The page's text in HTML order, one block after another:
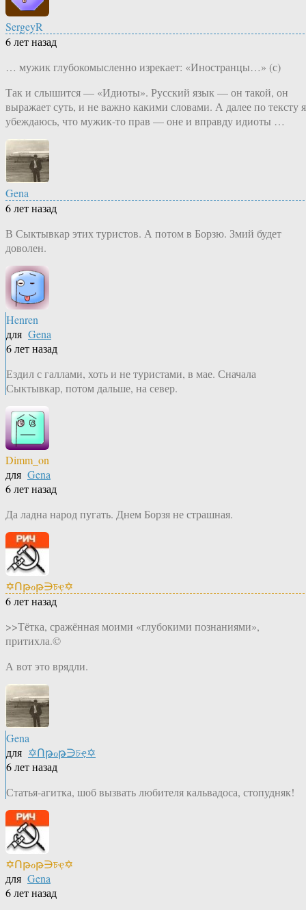
SergeyR
6 лет назад
… мужик глубокомысленно изрекает: «Иностранцы…» (с)
Так и слышится — «Идиоты». Русский язык — он такой, он
выражает суть, и не важно какими словами. А далее по тексту я
убеждаюсь, что мужик-то прав — оне и вправду идиоты …
Gena
6 лет назад
В Сыктывкар этих туристов. А потом в Борзю. Змий будет
доволен.
Henren
для Gena
6 лет назад
Ездил с галлами, хоть и не туристами, в мае. Сначала
Сыктывкар, потом дальше, на север.
Dimm_on
для Gena
6 лет назад
Да ладна народ пугать. Днем Борзя не страшная.
✡Ոթℴթ∋চҿ✡
6 лет назад
>>Тётка, сражённая моими «глубокими познаниями»,
притихла.©
А вот это врядли.
Gena
для ✡Ոթℴթ∋চҿ✡
6 лет назад
Статья-агитка, шоб вызвать любителя кальвадоса, стопудняк!
✡Ոթℴթ∋চҿ✡
для Gena
6 лет назад